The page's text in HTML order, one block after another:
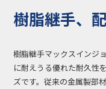
樹脂継手、
樹脂継手マックスインジ
に耐えうる優れた耐久性
ズです。従来の金属製部